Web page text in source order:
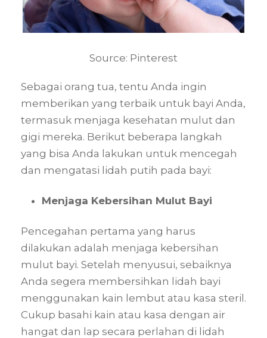
Source: Pinterest
Sebagai orang tua, tentu Anda ingin
memberikan yang terbaik untuk bayi Anda,
termasuk menjaga kesehatan mulut dan
gigi mereka. Berikut beberapa langkah
yang bisa Anda lakukan untuk mencegah
dan mengatasi lidah putih pada bayi:
Menjaga Kebersihan Mulut Bayi
Pencegahan pertama yang harus
dilakukan adalah menjaga kebersihan
mulut bayi. Setelah menyusui, sebaiknya
Anda segera membersihkan lidah bayi
menggunakan kain lembut atau kasa steril.
Cukup basahi kain atau kasa dengan air
hangat dan lap secara perlahan di lidah